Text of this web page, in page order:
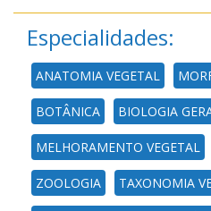
Especialidades:
ANATOMIA VEGETAL
BOTÂNICA BIOLOGIA
MELHORAMENTO VEGETAL
ZOOLOGIA TAXONOMIA